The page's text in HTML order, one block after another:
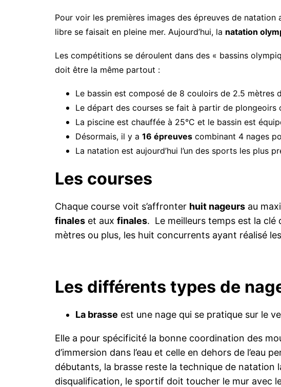
Pour voir les premières images des épreuves de
libre se faisait en pleine mer. Aujourd’hui, la natation
Les compétitions se déroulent dans des « bassins
doit être la même partout :
Le bassin est composé de 8 couloirs de 2.5 mètres
Le départ des courses se fait à partir de plongeoirs
La piscine est chauffée à 25°C et le bassin est
Désormais, il y a 16 épreuves combinant 4 nages
La natation est aujourd’hui l’un des sports les plus
Les courses
Chaque course voit s’affronter huit nageurs au
finales et aux finales. Le meilleurs temps est la clé
mètres ou plus, les huit concurrents ayant réalisé
Les différents types de
La brasse est une nage qui se pratique sur le
Elle a pour spécificité la bonne coordination des
d’immersion dans l’eau et celle en dehors de l’eau
débutants, la brasse reste la technique de natation
disqualification, le sportif doit toucher le mur avec